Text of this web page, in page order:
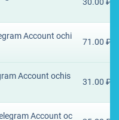
Account ochi
71.00 ₽
Account ochis
31.00 ₽
Account oc